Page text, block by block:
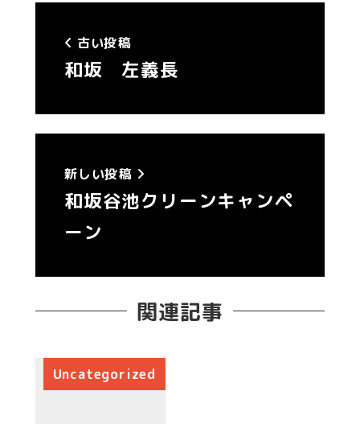
古い投稿
和坂 左義長
新しい投稿
和坂谷池クリーンキャンペ
ーン
関連記事
Uncategorized